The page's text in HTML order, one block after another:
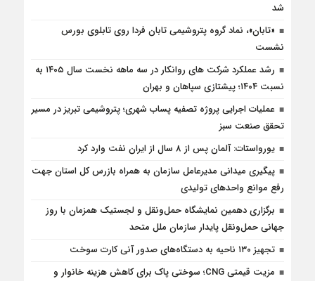
شد
«تابان»، نماد گروه پتروشیمی تابان فردا روی تابلوی بورس
نشست
رشد عملکرد شرکت های روانکار در سه ماهه نخست سال ۱۴۰۵ به
نسبت ۱۴۰۴؛ پیشتازی سپاهان و بهران
عملیات اجرایی پروژه تصفیه پساب شهری؛ پتروشیمی تبریز در مسیر
تحقق صنعت سبز
یورواستات: آلمان پس از 8 سال از ایران نفت وارد کرد
پیگیری میدانی مدیرعامل سازمان به همراه بازرس كل استان جهت
رفع موانع واحدهای تولیدی
برگزاری دهمین نمایشگاه حمل‌ونقل و لجستیک همزمان با روز
جهانی حمل‌ونقل پایدار سازمان ملل متحد
تجهیز ۱۳۰ ناحیه به دستگاه‌های صدور آنی کارت سوخت
مزیت قیمتی CNG؛ سوختی پاک برای کاهش هزینه خانوار و